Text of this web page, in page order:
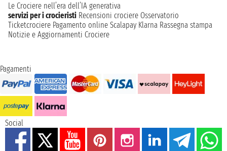
Le Crociere nell’era dell’IA generativa
servizi per i crocieristi Recensioni crociere Osservatorio
Ticketcrociere Pagamento online Scalapay Klarna Rassegna stampa
Notizie e Aggiornamenti Crociere
Pagamenti
Social